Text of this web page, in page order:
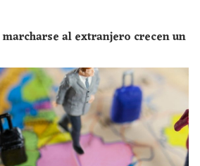
al extranjero crecen un